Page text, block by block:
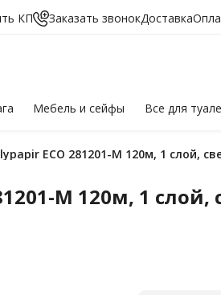
КП Заказать звонокДоставка
Мебельи сейфы Все для
ECO 281201-М 120м, 1 слой,
М 120м, 1 слой,